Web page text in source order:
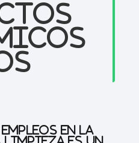
en la
es un